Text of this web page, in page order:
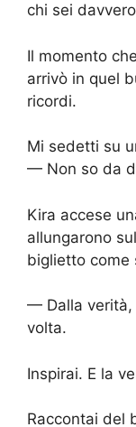
chi sei
Il momento
arrivò in quel
ricordi.
Mi sedetti su
— Non so da
Kira accese
allungarono
biglietto come
— Dalla
volta.
Inspirai. E la
Raccontai del